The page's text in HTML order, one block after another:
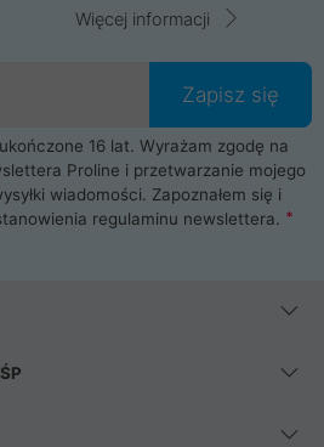
Więcej informacji
Zapisz się
16 lat. Wyrażam zgodę na
Proline i przetwarzanie mojego
wiadomości. Zapoznałem się i
regulaminu newslettera.